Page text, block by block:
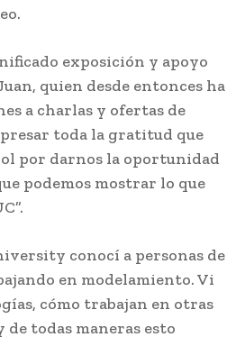
exposición y apoyo
quien desde entonces ha
a charlas y ofertas de
toda la gratitud que
por darnos la oportunidad
podemos mostrar lo que
conocí a personas de
en modelamiento. Vi
cómo trabajan en otras
todas maneras esto